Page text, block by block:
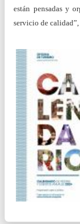
están pensadas y
servicio de calidad”,